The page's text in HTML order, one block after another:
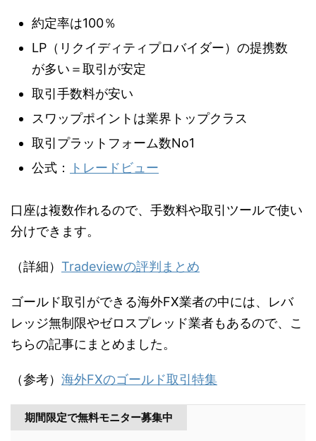
約定率は100％
LP（リクイディティプロバイダー）の提携数
が多い＝取引が安定
取引手数料が安い
スワップポイントは業界トップクラス
取引プラットフォーム数No1
公式：
トレードビュー
口座は複数作れるので、手数料や取引ツールで使い
分けできます。
（詳細） Tradeviewの評判まとめ
ゴールド取引ができる海外FX業者の中には、レバ
レッジ無制限やゼロスプレッド業者もあるので、こ
ちらの記事にまとめました。
（参考） 海外FXのゴールド取引特集
期間限定で無料モニター募集中